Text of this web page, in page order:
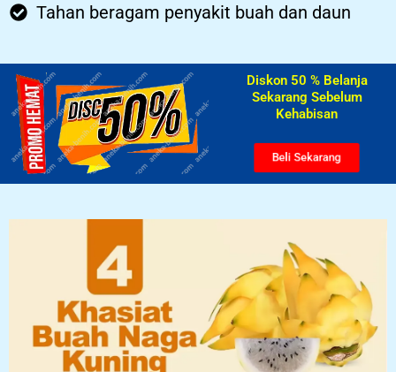
Tahan beragam penyakit buah dan daun
Diskon 50 % Belanja
Sekarang Sebelum
Kehabisan​
Beli Sekarang